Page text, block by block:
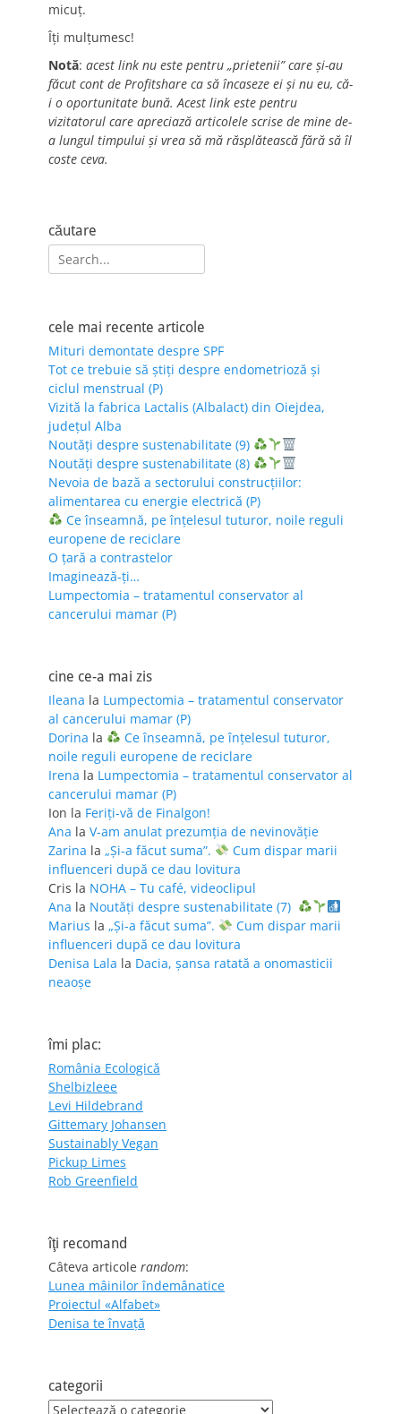
micuț.
Îți mulțumesc!
Notă: acest link nu este pentru „prietenii” care și-au
făcut cont de Profitshare ca să încaseze ei și nu eu, că-
i o oportunitate bună. Acest link este pentru
vizitatorul care apreciază articolele scrise de mine de-
a lungul timpului și vrea să mă răsplătească fără să îl
coste ceva.
căutare
Search
for:
cele mai recente articole
Mituri demontate despre SPF
Tot ce trebuie să știți despre endometrioză și
ciclul menstrual (P)
Vizită la fabrica Lactalis (Albalact) din Oiejdea,
județul Alba
Noutăți despre sustenabilitate (9)
Noutăți despre sustenabilitate (8)
Nevoia de bază a sectorului construcțiilor:
alimentarea cu energie electrică (P)
Ce înseamnă, pe înțelesul tuturor, noile reguli
europene de reciclare
O țară a contrastelor
Imaginează-ți…
Lumpectomia – tratamentul conservator al
cancerului mamar (P)
cine ce-a mai zis
Ileana la Lumpectomia – tratamentul conservator
al cancerului mamar (P)
Dorina la
Ce înseamnă, pe înțelesul tuturor,
noile reguli europene de reciclare
Irena la Lumpectomia – tratamentul conservator al
cancerului mamar (P)
Ion la Feriţi-vă de Finalgon!
Ana la V-am anulat prezumția de nevinovăție
Zarina la „Și-a făcut suma”.
Cum dispar marii
influenceri după ce dau lovitura
Cris la NOHA – Tu café, videoclipul
Ana la Noutăți despre sustenabilitate (7)
Marius la „Și-a făcut suma”.
Cum dispar marii
influenceri după ce dau lovitura
Denisa Lala la Dacia, șansa ratată a onomasticii
neaoșe
îmi plac:
România Ecologică
Shelbizleee
Levi Hildebrand
Gittemary Johansen
Sustainably Vegan
Pickup Limes
Rob Greenfield
îţi recomand
Câteva articole random:
Lunea mâinilor îndemânatice
Proiectul «Alfabet»
Denisa te învaţă
categorii
categorii